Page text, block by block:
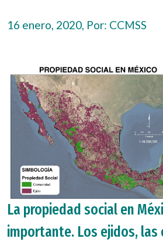
16 enero, 2020, Por: CCMSS
La propiedad social en
importante. Los ejidos, las